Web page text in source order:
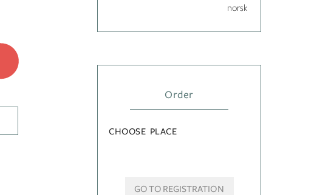
norsk
Order
CHOOSE PLACE
GO TO REGISTRATION